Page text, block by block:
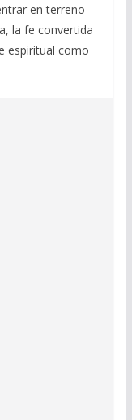
en terreno
la fe convertida
espiritual como